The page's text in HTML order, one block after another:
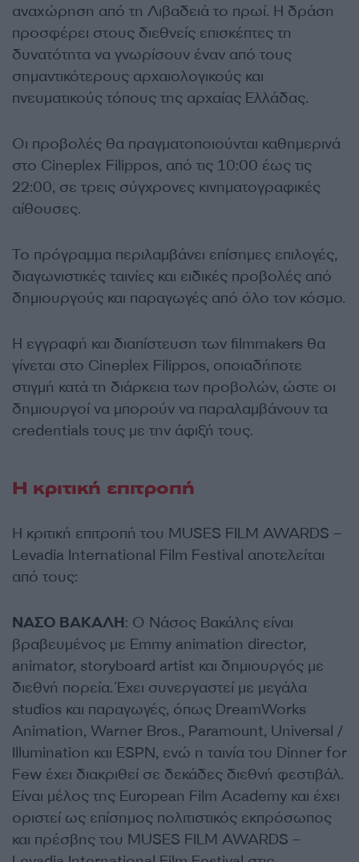
αναχώρηση από τη Λιβαδειά το πρωί. Η δράση
προσφέρει στους διεθνείς επισκέπτες τη
δυνατότητα να γνωρίσουν έναν από τους
σημαντικότερους αρχαιολογικούς και
πνευματικούς τόπους της αρχαίας Ελλάδας.
Οι προβολές θα πραγματοποιούνται καθημερινά
στο Cineplex Filippos, από τις 10:00 έως τις
22:00, σε τρεις σύγχρονες κινηματογραφικές
αίθουσες.
Το πρόγραμμα περιλαμβάνει επίσημες επιλογές,
διαγωνιστικές ταινίες και ειδικές προβολές από
δημιουργούς και παραγωγές από όλο τον κόσμο.
Η εγγραφή και διαπίστευση των filmmakers θα
γίνεται στο Cineplex Filippos, οποιαδήποτε
στιγμή κατά τη διάρκεια των προβολών, ώστε οι
δημιουργοί να μπορούν να παραλαμβάνουν τα
credentials τους με την άφιξή τους.
H κριτική επιτροπή
Η κριτική επιτροπή του MUSES FILM AWARDS –
Levadia International Film Festival αποτελείται
από τους:
ΝΑΣΟ ΒΑΚΑΛΗ: Ο Νάσος Βακάλης είναι
βραβευμένος με Emmy animation director,
animator, storyboard artist και δημιουργός με
διεθνή πορεία. Έχει συνεργαστεί με μεγάλα
studios και παραγωγές, όπως DreamWorks
Animation, Warner Bros., Paramount, Universal /
Illumination και ESPN, ενώ η ταινία του Dinner for
Few έχει διακριθεί σε δεκάδες διεθνή φεστιβάλ.
Είναι μέλος της European Film Academy και έχει
οριστεί ως επίσημος πολιτιστικός εκπρόσωπος
και πρέσβης του MUSES FILM AWARDS –